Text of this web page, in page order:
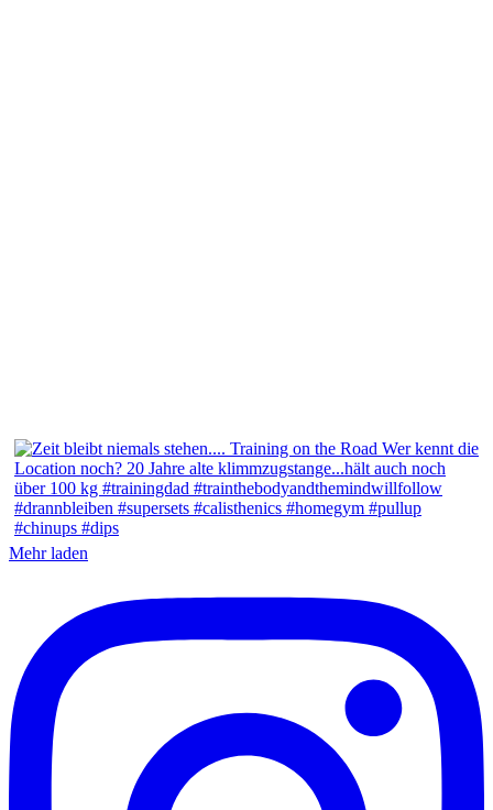
Mehr laden